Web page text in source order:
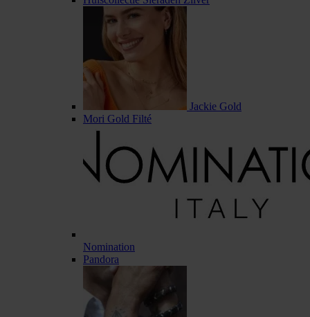
Jackie Gold
Mori Gold Filté
Nomination
Pandora